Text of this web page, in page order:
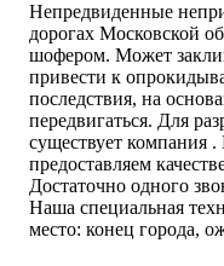
Непредвиденные
дорогах Московской
шофером. Может
привести к
последствия, на
передвигаться. Для
существует компания
предоставляем
Достаточно одного
Наша специальная
место: конец города,